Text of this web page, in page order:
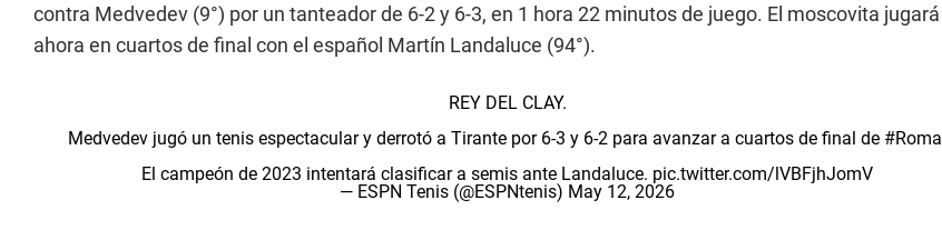
contra Medvedev (9°) por un tanteador de 6-2 y 6-3, en 1 hora 22 minutos de juego. El moscovita jugará
ahora en cuartos de final con el español Martín Landaluce (94°).
REY DEL CLAY.
Medvedev jugó un tenis espectacular y derrotó a Tirante por 6-3 y 6-2 para avanzar a cuartos de final de #Roma
El campeón de 2023 intentará clasificar a semis ante Landaluce. pic.twitter.com/lVBFjhJomV
— ESPN Tenis (@ESPNtenis) May 12, 2026